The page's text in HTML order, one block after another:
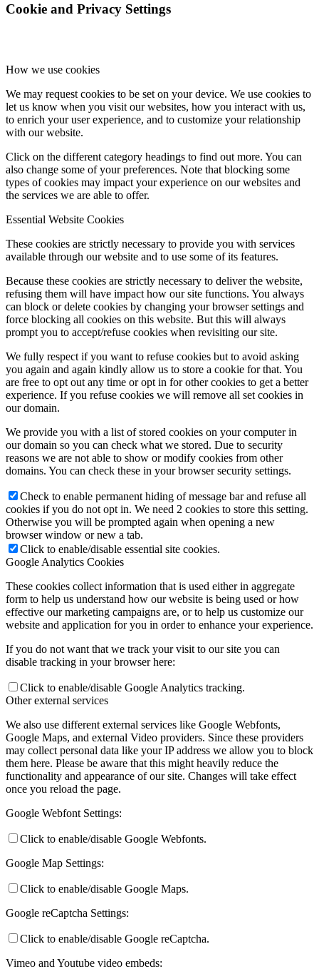
Cookie and Privacy Settings
How we use cookies
We may request cookies to be set on your device. We use cookies to
let us know when you visit our websites, how you interact with us,
to enrich your user experience, and to customize your relationship
with our website.
Click on the different category headings to find out more. You can
also change some of your preferences. Note that blocking some
types of cookies may impact your experience on our websites and
the services we are able to offer.
Essential Website Cookies
These cookies are strictly necessary to provide you with services
available through our website and to use some of its features.
Because these cookies are strictly necessary to deliver the website,
refusing them will have impact how our site functions. You always
can block or delete cookies by changing your browser settings and
force blocking all cookies on this website. But this will always
prompt you to accept/refuse cookies when revisiting our site.
We fully respect if you want to refuse cookies but to avoid asking
you again and again kindly allow us to store a cookie for that. You
are free to opt out any time or opt in for other cookies to get a better
experience. If you refuse cookies we will remove all set cookies in
our domain.
We provide you with a list of stored cookies on your computer in
our domain so you can check what we stored. Due to security
reasons we are not able to show or modify cookies from other
domains. You can check these in your browser security settings.
Check to enable permanent hiding of message bar and refuse all
cookies if you do not opt in. We need 2 cookies to store this setting.
Otherwise you will be prompted again when opening a new
browser window or new a tab.
Click to enable/disable essential site cookies.
Google Analytics Cookies
These cookies collect information that is used either in aggregate
form to help us understand how our website is being used or how
effective our marketing campaigns are, or to help us customize our
website and application for you in order to enhance your experience.
If you do not want that we track your visit to our site you can
disable tracking in your browser here:
Click to enable/disable Google Analytics tracking.
Other external services
We also use different external services like Google Webfonts,
Google Maps, and external Video providers. Since these providers
may collect personal data like your IP address we allow you to block
them here. Please be aware that this might heavily reduce the
functionality and appearance of our site. Changes will take effect
once you reload the page.
Google Webfont Settings:
Click to enable/disable Google Webfonts.
Google Map Settings:
Click to enable/disable Google Maps.
Google reCaptcha Settings:
Click to enable/disable Google reCaptcha.
Vimeo and Youtube video embeds: